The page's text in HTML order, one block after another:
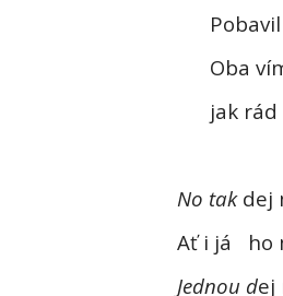
Oba
jak
No takdej
Ať i já
ho
Jednou dej